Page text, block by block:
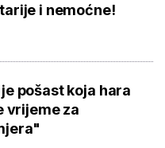
i nemoćne!
pošast koja hara
vrijeme za